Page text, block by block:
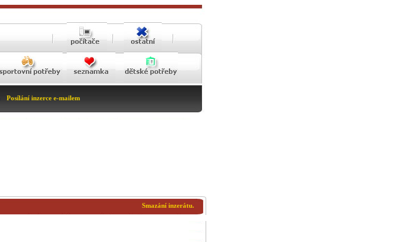
Posílání inzerce e-mailem
Smazání inzerátu.